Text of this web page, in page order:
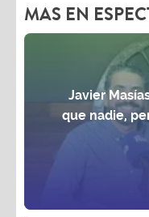
MAS EN
Javier
que nadie,